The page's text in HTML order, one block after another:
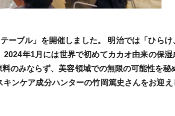
ーブル」を開催しました。 明治では「ひら
年1月には世界で初めてカカオ由来の保湿
のみならず、美容領域での無限の可能性を秘
ンケア成分ハンターの竹岡篤史さんをお迎